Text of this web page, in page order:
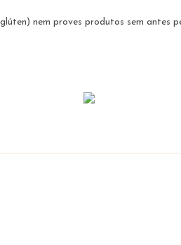
nem proves produtos sem antes